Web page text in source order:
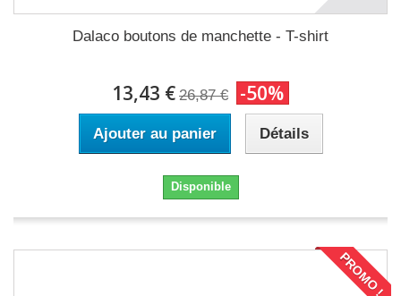
Dalaco boutons de manchette - T-shirt
13,43 € 26,87 € -50%
Ajouter au panier Détails
Disponible
PROMO !